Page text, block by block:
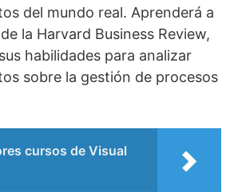
del mundo real. Aprenderá a
la Harvard Business Review,
habilidades para analizar
sobre la gestión de procesos
cursos de Visual